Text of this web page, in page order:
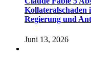
Kollateralschaden
Regierung und
Juni 13, 2026